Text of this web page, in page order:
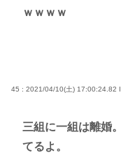
ｗｗｗｗ
45 : 2021/04/10(土) 17:00:24.82
三組に一組は離婚
てるよ。